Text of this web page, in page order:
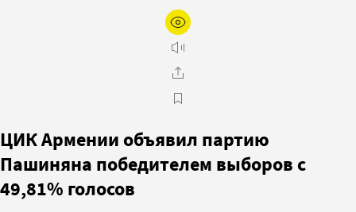
ЦИК Армении объявил партию
Пашиняна победителем выборов с
49,81% голосов